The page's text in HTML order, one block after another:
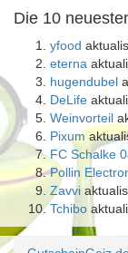
Die 10
yfood
eterna
hugendubel
DeLife
Weinvorteil
Pixum
FC Schalke
Pollin
Zavvi
Tchibo